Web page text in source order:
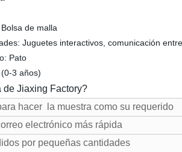
de malla
Juguetes interactivos, comunicación
Pato
3 años)
Jiaxing Factory?
hacer la muestra como su requerido
electrónico más rápida
por pequeñas cantidades